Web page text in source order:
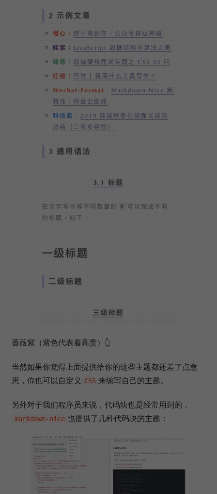
蔷薇紫（紫色代表着高贵）👆
当然如果你觉得上面提供给你的这些主题都还差了点意
思，你也可以自定义
CSS 来编写自己的主题。
另外对于我们程序员来说，代码块也是经常用到的，
markdown-nice 也提供了几种代码块的主题：